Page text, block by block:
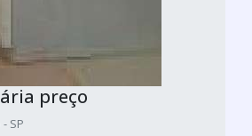
preço
SP